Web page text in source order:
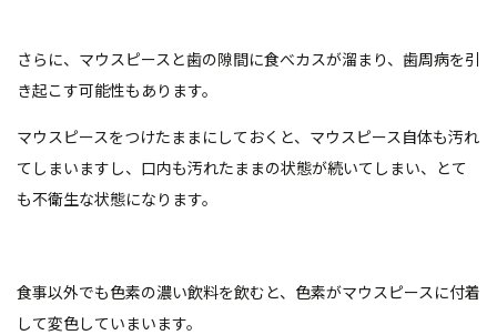
さらに、マウスピースと歯の隙間に食べカスが溜まり、歯周病を引
き起こす可能性もあります。
マウスピースをつけたままにしておくと、マウスピース自体も汚れ
てしまいますし、口内も汚れたままの状態が続いてしまい、とて
も不衛生な状態になります。
食事以外でも色素の濃い飲料を飲むと、色素がマウスピースに付着
して変色していまいます。